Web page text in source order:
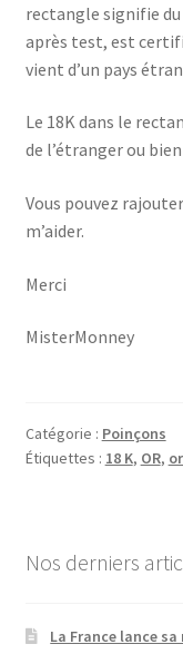
rectangle signifie du
après test, est
vient d’un pays
Le 18K dans le
de l’étranger ou
Vous pouvez
m’aider.
Merci
MisterMonney
Catégorie : Poinçons
Étiquettes : 18 K, OR,
Nos derniers
La France lance